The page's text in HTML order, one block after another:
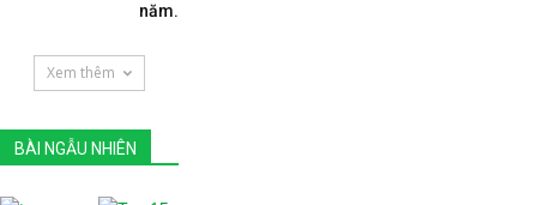
năm...
Xem thêm
BÀI NGẪU NHIÊN